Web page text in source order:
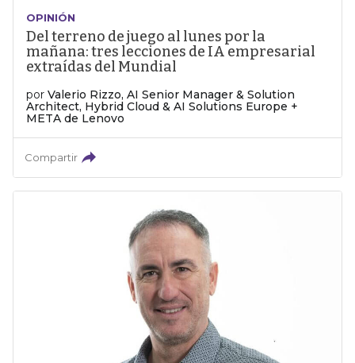
OPINIÓN
Del terreno de juego al lunes por la
mañana: tres lecciones de IA empresarial
extraídas del Mundial
por Valerio Rizzo, AI Senior Manager & Solution
Architect, Hybrid Cloud & AI Solutions Europe +
META de Lenovo
Compartir